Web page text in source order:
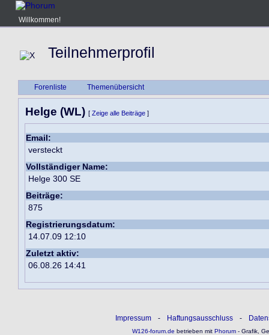
Willkommen!
Teilnehmerprofil
Forenliste Themenübersicht
Helge (WL) [ Zeige alle Beiträge ]
Email:
versteckt
Vollständiger Name:
Helge 300 SE
Beiträge:
875
Registrierungsdatum:
14.07.09 12:10
Zuletzt aktiv:
06.08.26 14:41
Impressum - Haftungsausschluss -
W126-forum.de betrieben mitPhorum- Grafik,